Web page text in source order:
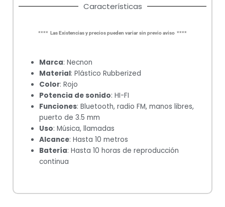
Características
**** Las Existencias y precios pueden variar sin previo aviso ****
Marca: Necnon
Material: Plástico Rubberized
Color: Rojo
Potencia de sonido: HI-FI
Funciones: Bluetooth, radio FM, manos libres,
puerto de 3.5 mm
Uso: Música, llamadas
Alcance: Hasta 10 metros
Batería: Hasta 10 horas de reproducción
continua